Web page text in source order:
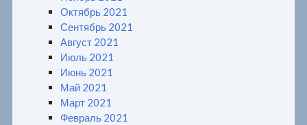
Октябрь 2021
Сентябрь 2021
Август 2021
Июль 2021
Июнь 2021
Май 2021
Март 2021
Февраль 2021